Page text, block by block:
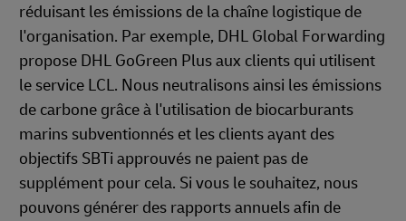
réduisant les émissions de la chaîne logistique de
l'organisation. Par exemple, DHL Global Forwarding
propose DHL GoGreen Plus aux clients qui utilisent
le service LCL. Nous neutralisons ainsi les émissions
de carbone grâce à l'utilisation de biocarburants
marins subventionnés et les clients ayant des
objectifs SBTi approuvés ne paient pas de
supplément pour cela. Si vous le souhaitez, nous
pouvons générer des rapports annuels afin de